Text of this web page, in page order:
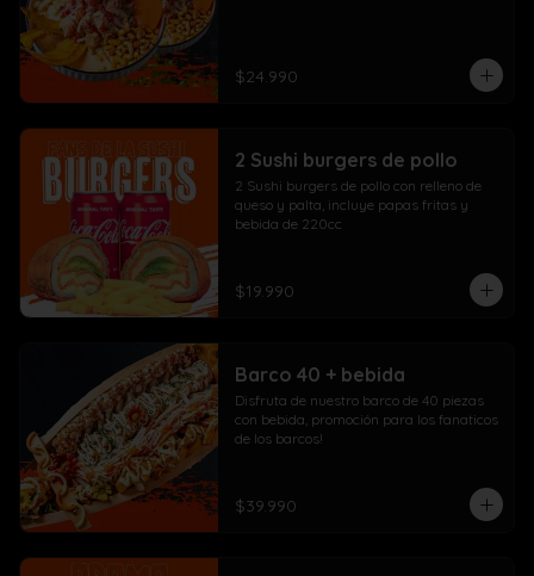
$24.990
2 Sushi burgers de pollo
2 Sushi burgers de pollo con relleno de
queso y palta, incluye papas fritas y
bebida de 220cc
$19.990
Barco 40 + bebida
Disfruta de nuestro barco de 40 piezas
con bebida, promoción para los fanaticos
de los barcos!
$39.990